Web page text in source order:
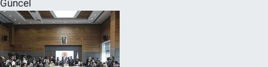
Güncel
SPOR
RESMİ İLANLAR